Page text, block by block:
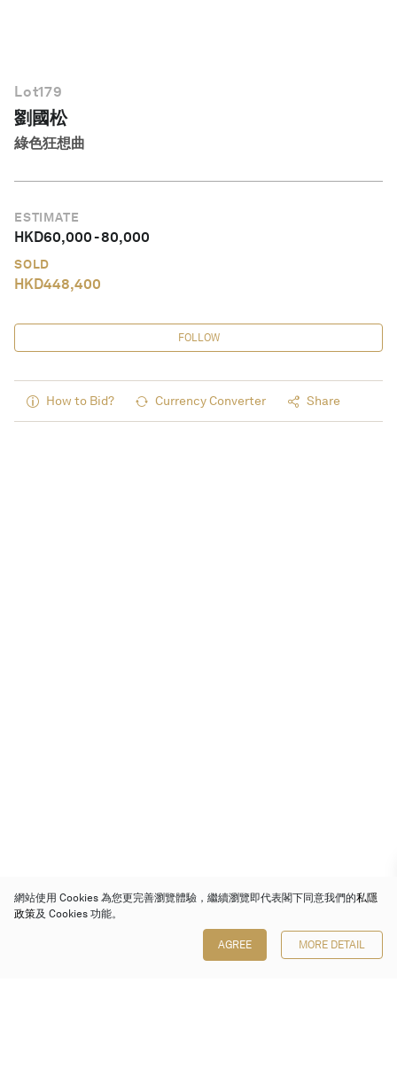
Lot179
劉國松
綠色狂想曲
ESTIMATE
HKD60,000-80,000
SOLD
HKD448,400
FOLLOW
How to Bid? Currency Converter Share
網站使用 Cookies 為您更完善瀏覽體驗，繼續瀏覽即代表閣下同意我們的私隱
政策及 Cookies 功能。
AGREE MORE DETAIL